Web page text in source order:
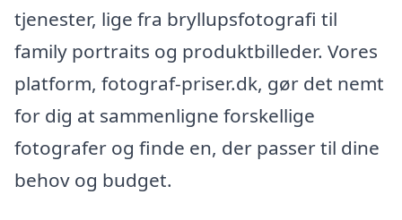
tjenester, lige fra bryllupsfotografi til
family portraits og produktbilleder. Vores
platform, fotograf-priser.dk, gør det nemt
for dig at sammenligne forskellige
fotografer og finde en, der passer til dine
behov og budget.